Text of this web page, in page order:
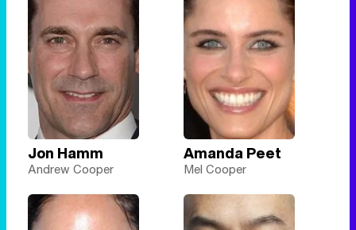
Jon Hamm
Andrew Cooper
Amanda Peet
Mel Cooper